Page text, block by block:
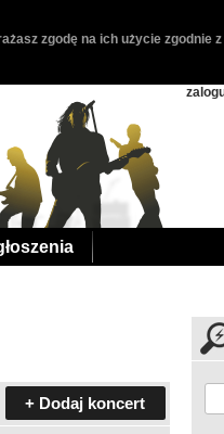
zgodę na ich użycie zgodnie
+ Dodaj koncert